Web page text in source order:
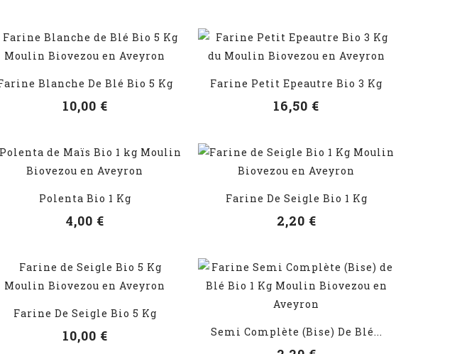
VOIR LES DÉTAILS
Blanche De Blé Bio 5 Kg
10,00 €
VOIR LES DÉTAILS
Farine Petit Epeautre Bio 3 Kg
16,50 €
VOIR LES DÉTAILS
Polenta Bio 1 Kg
4,00 €
VOIR LES DÉTAILS
Farine De Seigle Bio 1 Kg
2,20 €
VOIR LES DÉTAILS
Farine De Seigle Bio 5 Kg
10,00 € Semi Complète (Bise) De Blé...